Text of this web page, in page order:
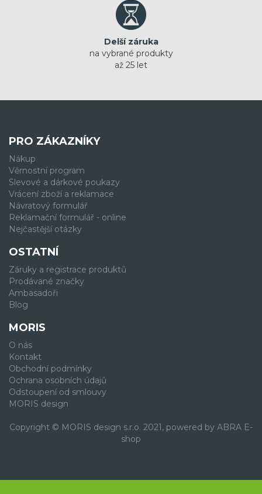
Delší záruka
na vybrané produkty
až 25 let
PRO ZÁKAZNÍKY
Nákup
Věrnostní program
Slevové a dárkové poukazy
Vrácení zboží a reklamace
Návratový formulář
Reklamační formulář - online
Nejčastější otázky
OSTATNÍ
Záruky a registrace produktů
Prodávané značky
Ambasadoři
Blog
MORIS
O nás
Kontakt
Obchodní podmínky
Ochrana osobních údajů
Odstoupení od smlouvy
MORIS design
Copyright © MORIS design s.r.o. 2021, powered by ABRA E-
shop